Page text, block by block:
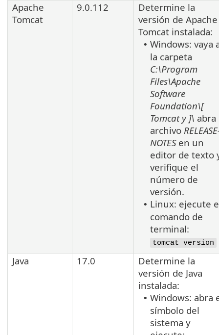
Apache
Tomcat
9.0.112
Determine la
versión de Apache
Tomcat instalada:
• Windows: vaya
la carpeta
C:\Program
Files\Apache
Software
Foundation\[
Tomcaty ]\ abra
archivo
NOTESen un
editor de texto
verifique el
número de
versión.
• Linux: ejecute
comando de
terminal:
tomcat version
Java 17.0
Determine la
versión de Java
instalada:
• Windows: abra
símbolo del
sistema y